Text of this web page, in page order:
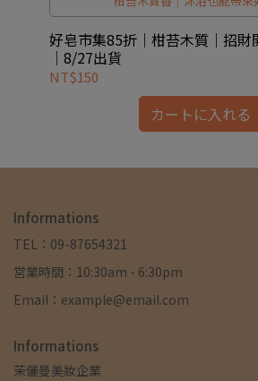
好皂市集85折｜柑苔木質｜招財
｜8/27出貨
NT$150
カートに入れる
Informations
TEL：09-87654321
営業時間：10:30am - 6:30pm
Email：example@email.com
Informations
茉儷曼美妝企業